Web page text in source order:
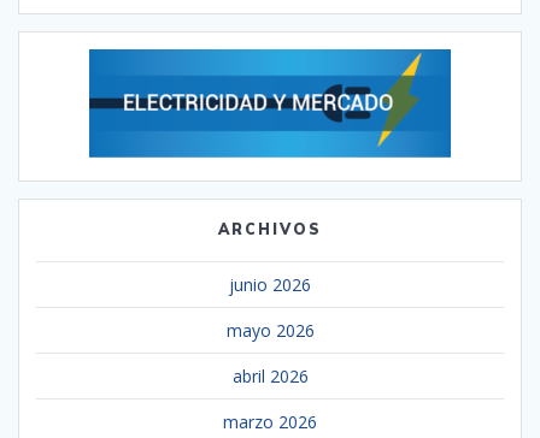
ARCHIVOS
junio 2026
mayo 2026
abril 2026
marzo 2026